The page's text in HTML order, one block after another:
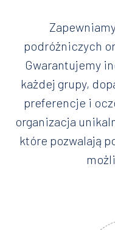
podróżniczych
Gwarantujemy
każdej grupy,
preferencje i
organizacja
które pozwalają